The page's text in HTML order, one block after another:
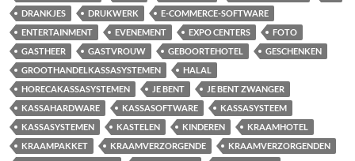
DRANKJES
DRUKWERK
E-COMMERCE-SOFTWARE
ENTERTAINMENT
EVENEMENT EXPO CENTERS
FOTO
GASTHEER
GASTVROUW GEBOORTEHOTEL
GESCHENKEN
GROOTHANDELKASSASYSTEMEN
HALAL
HORECAKASSASYSTEMEN
JE BENT
JE BENT ZWANGER
KASSAHARDWARE
KASSASOFTWARE
KASSASYSTEEM
KASSASYSTEMEN
KASTELEN KINDEREN
KRAAMHOTEL
KRAAMPAKKET
KRAAMVERZORGENDE
KRAAMVERZORGENDEN